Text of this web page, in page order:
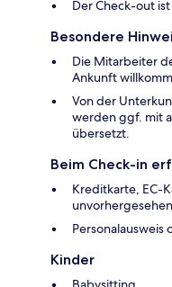
Der Check-out
Besondere
Die Mitarbeiter
Ankunft
Von der
werden ggf. mit
übersetzt.
Beim Check-in
Kreditkarte, EC-
Personalausweis
Kinder